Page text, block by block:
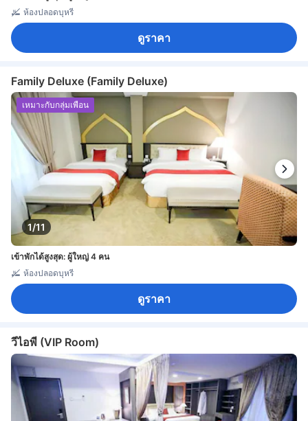
ห้องปลอดบุหรี่
ดูราคา
Family Deluxe (Family Deluxe)
1/11
เหมาะกับกลุ่มเพื่อน
เข้าพักได้สูงสุด: ผู้ใหญ่ 4 คน
ห้องปลอดบุหรี่
ดูราคา
วีไอพี (VIP Room)